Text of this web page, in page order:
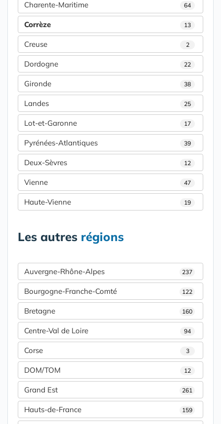
Charente-Maritime 64
Corrèze 13
Creuse 2
Dordogne 22
Gironde 38
Landes 25
Lot-et-Garonne 17
Pyrénées-Atlantiques 39
Deux-Sèvres 12
Vienne 47
Haute-Vienne 19
Les autres régions
Auvergne-Rhône-Alpes 237
Bourgogne-Franche-Comté 122
Bretagne 160
Centre-Val de Loire 94
Corse 3
DOM/TOM 12
Grand Est 261
Hauts-de-France 159